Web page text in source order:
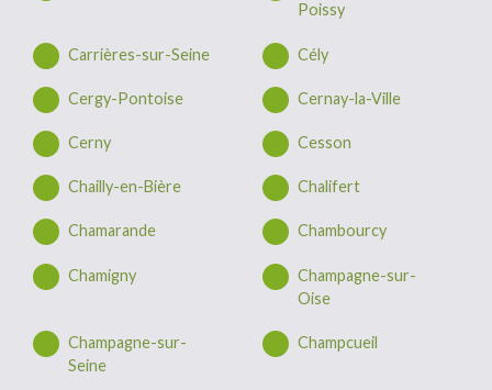
Poissy
Carrières-sur-Seine Cély
Cergy-Pontoise Cernay-la-Ville
Cerny Cesson
Chailly-en-Bière Chalifert
Chamarande Chambourcy
Chamigny
Champagne-sur-
Oise
Champagne-sur-
Seine
Champcueil